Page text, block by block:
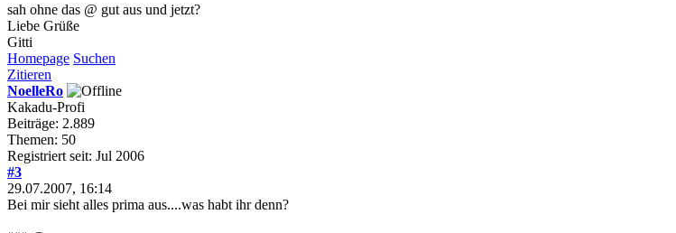
sah ohne das @ gut aus und jetzt?
Liebe Grüße
Gitti
Homepage Suchen
Zitieren
NoelleRo
Kakadu-Profi
Beiträge: 2.889
Themen: 50
Registriert seit: Jul 2006
#3
29.07.2007, 16:14
Bei mir sieht alles prima aus....was habt ihr denn?